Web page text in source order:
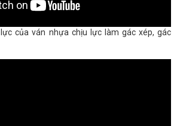
của ván nhựa chịu lực làm gác xép, gác